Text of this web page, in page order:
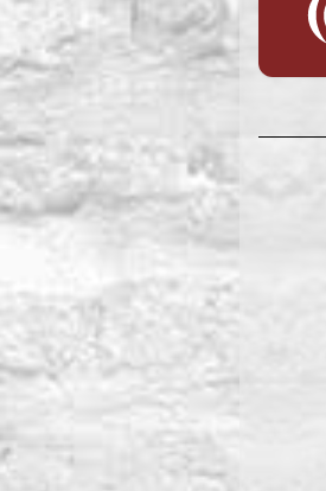
Ihre E-